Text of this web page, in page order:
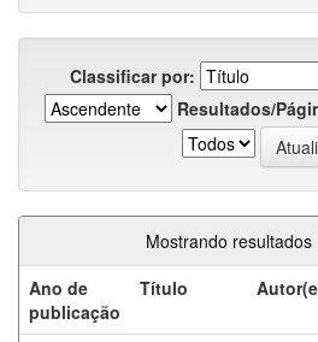
Classificar por:
Resultados/
Mostrando resultados
Ano de
publicação
Título